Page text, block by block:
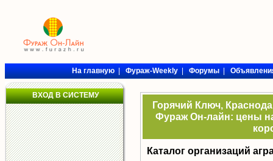
На главную|Фураж-Weekly|Форумы|
ВХОД В СИСТЕМУ
Горячий Ключ,
Фураж Он-лайн: цены
Каталог организаций